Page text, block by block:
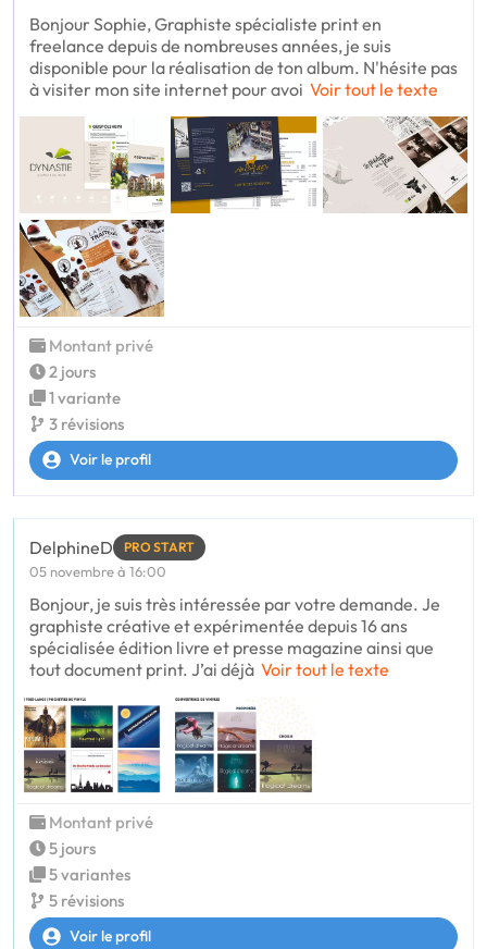
Bonjour Sophie, Graphiste spécialiste print en
freelance depuis de nombreuses années, je suis
disponible pour la réalisation de ton album. N'hésite pas
à visiter mon site internet pour avoi Voir tout le texte
Montant privé
2 jours
1 variante
3 révisions
Voir le profil
DelphineD PRO START
05 novembre à 16:00
Bonjour, je suis très intéressée par votre demande. Je
graphiste créative et expérimentée depuis 16 ans
spécialisée édition livre et presse magazine ainsi que
tout document print. J’ai déjà Voir tout le texte
Montant privé
5 jours
5 variantes
5 révisions
Voir le profil